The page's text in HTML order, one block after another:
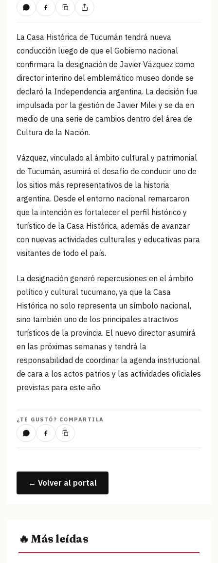
La Casa Histórica de Tucumán tendrá nueva
conducción luego de que el Gobierno nacional
confirmara la designación de Javier Vázquez como
director interino del emblemático museo donde se
declaró la Independencia argentina. La decisión fue
impulsada por la gestión de Javier Milei y se da en
medio de una serie de cambios dentro del área de
Cultura de la Nación.
Vázquez, vinculado al ámbito cultural y patrimonial
de Tucumán, asumirá el desafío de conducir uno de
los sitios más representativos de la historia
argentina. Desde el entorno nacional remarcaron
que la intención es fortalecer el perfil histórico y
turístico de la Casa Histórica, además de avanzar
con nuevas actividades culturales y educativas para
visitantes de todo el país.
La designación generó repercusiones en el ámbito
político y cultural tucumano, ya que la Casa
Histórica no solo representa un símbolo nacional,
sino también uno de los principales atractivos
turísticos de la provincia. El nuevo director asumirá
en las próximas semanas y tendrá la
responsabilidad de coordinar la agenda institucional
de cara a los actos patrios y las actividades oficiales
previstas para este año.
¿TE GUSTÓ? COMPARTILA
← Volver al portal
🔥 Más leídas